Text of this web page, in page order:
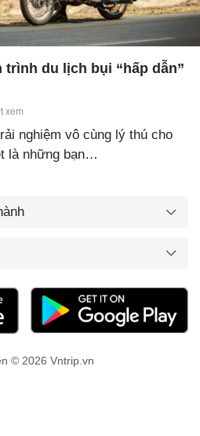
du lịch bụi “hấp dẫn”
xem
nghiệm vô cùng lý thú cho
là những bạn…
© 2026 Vntrip.vn